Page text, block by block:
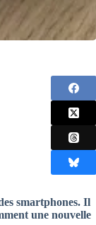
smartphones. Il
une nouvelle